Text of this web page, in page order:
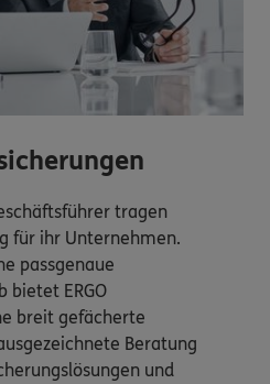
tragen
für ihr Unternehmen.
passgenaue
bietet ERGO
breit gefächerte
Beratung
und